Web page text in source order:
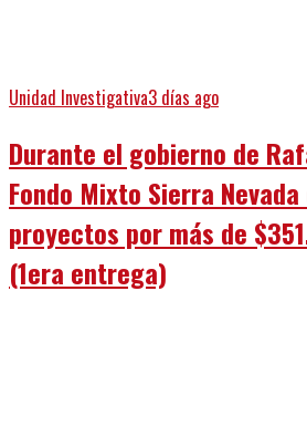
Unidad Investigativa3 días ago
Durante el gobierno de
Fondo Mixto Sierra
proyectos por más de
(1era entrega)